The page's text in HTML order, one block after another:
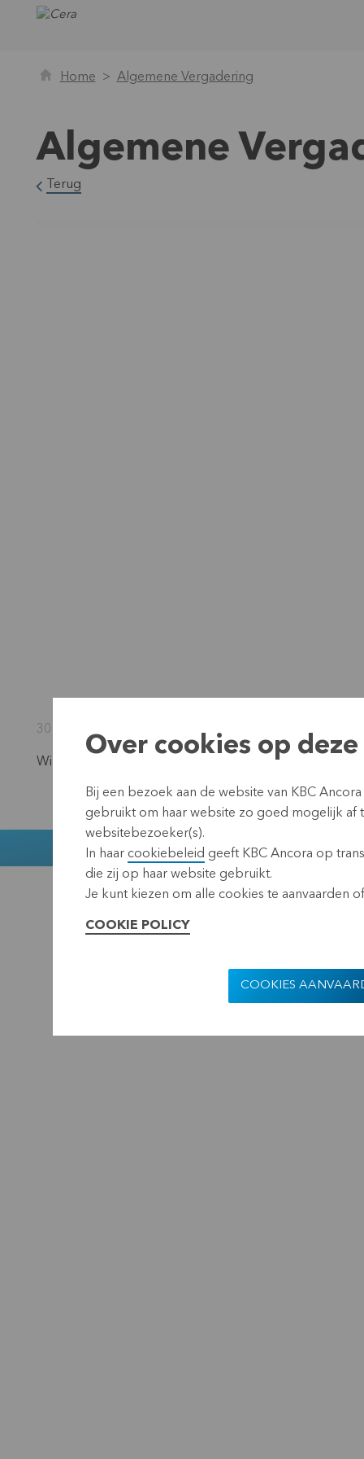
Home Algemene Vergadering
Algemene
Terug
30 oktober 2026
Wil je op de hoogte blijven? Schrijf je dan in op onze
Muntstraat
KBC Ancora
Over cookies op
Bij een bezoek aan de website van KBC
gebruikt om haar website zo goed mogelijk
websitebezoeker(s).
In haar cookiebeleid geeft KBC Ancora op
die zij op haar website gebruikt.
Je kunt kiezen om alle cookies te aanvaarden
COOKIE POLICY
COOKIES